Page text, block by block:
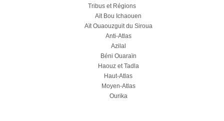
Tribus et Régions
Aït Bou Ichaouen
Aït Ouaouzguit du Siroua
Anti-Atlas
Azilal
Béni Ouaraïn
Haouz et Tadla
Haut-Atlas
Moyen-Atlas
Ourika